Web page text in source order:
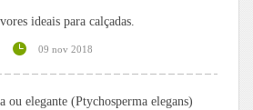
ideais para calçadas.
09 nov 2018
ou elegante (Ptychosperma elegans)